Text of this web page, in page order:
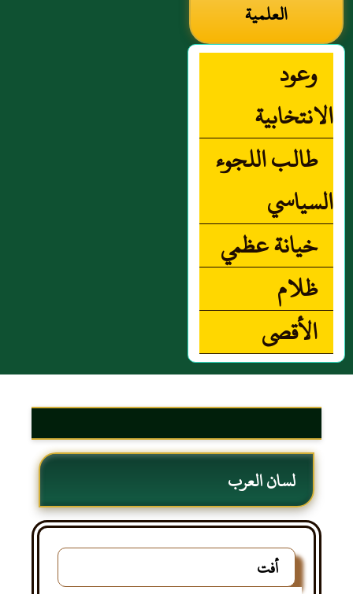
العلمية
وعود
الانتخابية
طالب اللجوء
السياسي
خيانة عظمي
ظلام
الأقصى
لسان العرب
أفت